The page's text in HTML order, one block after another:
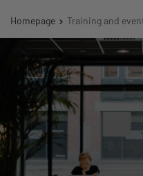
Homepage Training and